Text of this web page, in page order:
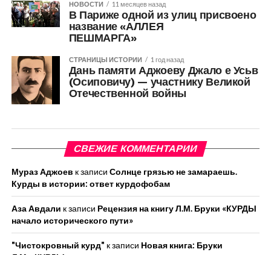
НОВОСТИ 11 месяцев назад
В Париже одной из улиц присвоено
название «АЛЛЕЯ
ПЕШМАРГА»
СТРАНИЦЫ ИСТОРИИ 1 год назад
Дань памяти Аджоеву Джало е Усьв
(Осиповичу) — участнику Великой
Отечественной войны
СВЕЖИЕ КОММЕНТАРИИ
Мураз Аджоев к записи Солнце грязью не замараешь.
Курды в истории: ответ курдофобам
Аза Авдали к записи Рецензия на книгу Л.М. Бруки «КУРДЫ
начало исторического пути»
"Чистокровный курд" к записи Новая книга: Бруки